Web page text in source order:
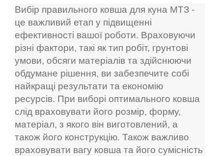
Вибір правильного ковша для куна МТЗ -
це важливий етап у підвищенні
ефективності вашої роботи. Враховуючи
різні фактори, такі як тип робіт, грунтові
умови, обсяги матеріалів та здійснюючи
обдумане рішення, ви забезпечите собі
найкращі результати та економію
ресурсів. При виборі оптимального ковша
слід враховувати його розмір, форму,
матеріал, з якого він виготовлений, а
також його конструкцію. Також важливо
враховувати вагу ковша та його сумісність